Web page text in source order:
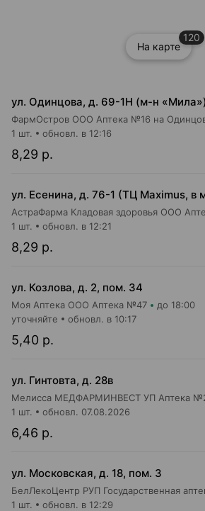
На карте
120
ул. Одинцова, д. 69-1Н (м-н «Мила»)
ФармОстров ООО Аптека №16 на
8,29 р.
1 шт. обновл. в 12:16
8,29 р.
1 шт. обновл. в 12:21
ул. Козлова, д. 2, пом. 34
Моя Аптека ООО Аптека №47 до 18:00
5,40 р.
уточняйте обновл. в 10:17
ул. Гинтовта, д. 28в
Мелисса МЕДФАРМИНВЕСТ УП Аптека
6,46 р.
1 шт. обновл. 07.08.2026
ул. Московская, д. 18, пом. 3
1 шт. обновл. в 12:29